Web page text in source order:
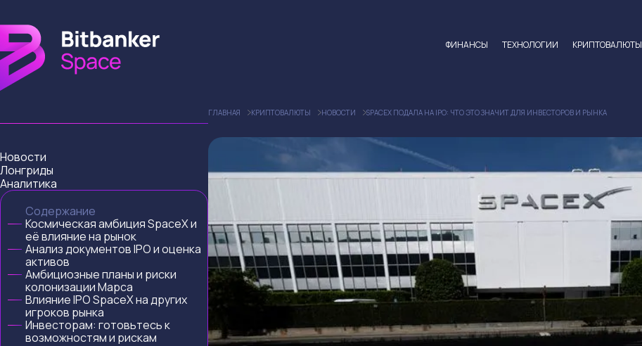
ФИНАНСЫ ТЕХНОЛОГИИ КРИПТОВАЛЮТЫ
Новости
Лонгриды
Аналитика
Содержание
Космическая амбиция SpaceX и
её влияние на рынок
Анализ документов IPO и оценка
активов
Амбициозные планы и риски
колонизации Марса
Влияние IPO SpaceX на других
игроков рынка
Инвесторам: готовьтесь к
возможностям и рискам
ГЛАВНАЯ КРИПТОВАЛЮТЫ НОВОСТИ SPACEX ПОДАЛА НА IPO: ЧТО ЭТО ЗНАЧИТ ДЛЯ ИНВЕСТОРОВ И РЫНКА